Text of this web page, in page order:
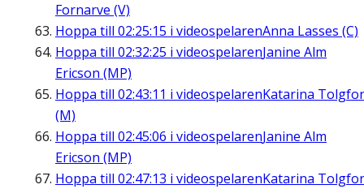
Fornarve (V)
Hoppa till 02:25:15 i videospelarenAnna Lasses (C)
Hoppa till 02:32:25 i videospelarenJanine Alm
Ericson (MP)
Hoppa till 02:43:11 i videospelarenKatarina
(M)
Hoppa till 02:45:06 i videospelarenJanine Alm
Ericson (MP)
Hoppa till 02:47:13 i videospelarenKatarina